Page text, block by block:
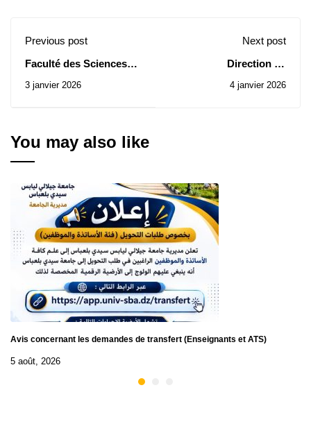
Previous post
Faculté des Sciences
d’Attribution Provisoire
3 janvier 2026
Next post
Direction de
d’attribution provisoire
4 janvier 2026
You may also like
Avis concernant les demandes de transfert (Enseignants et ATS)
5 août, 2026